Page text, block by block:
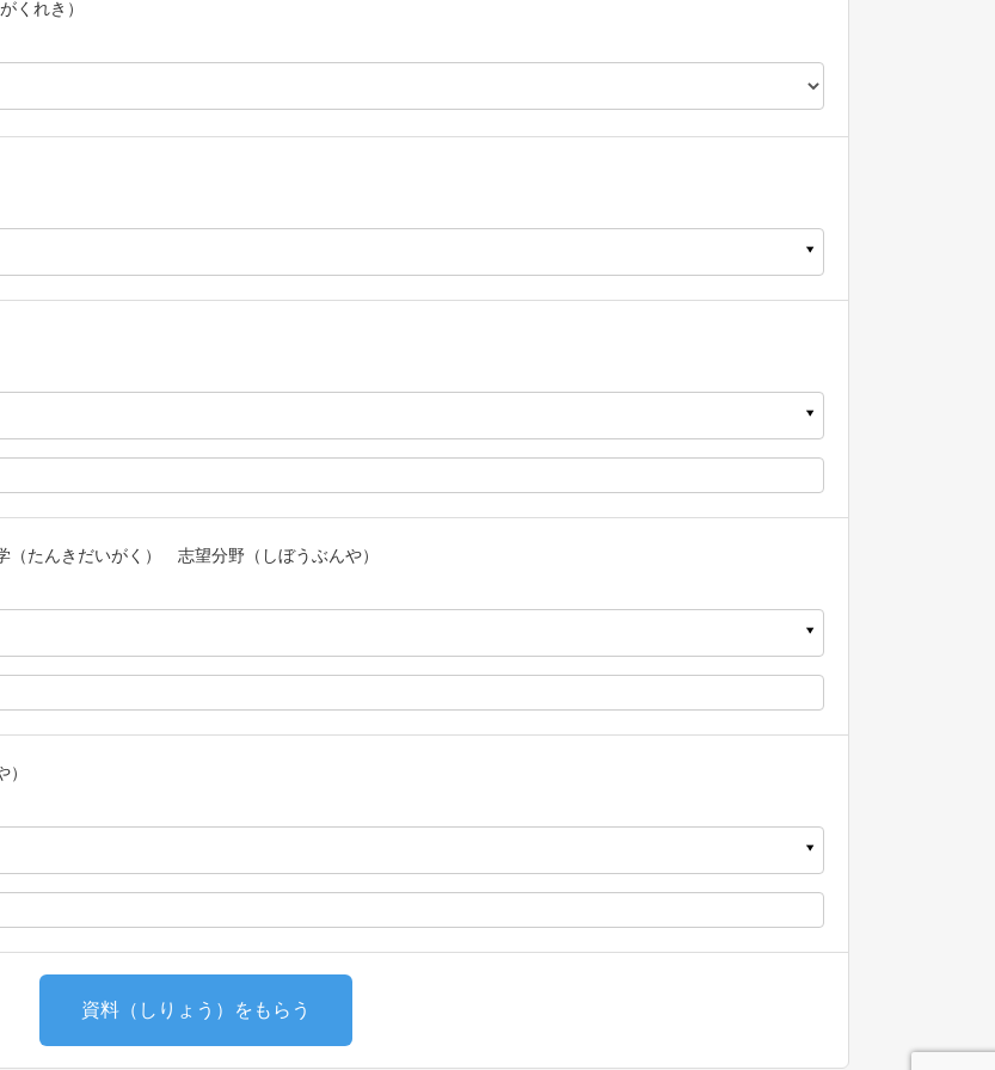
くれき）
（たんきだいがく） 志望分野（しぼうぶんや）
資料（しりょう）をもらう